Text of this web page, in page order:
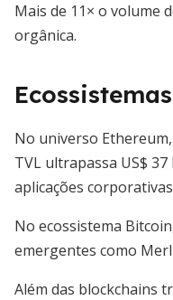
Mais de 11× o volume
orgânica.
No universo
TVL ultrapassa US$
aplicações
No ecossistema
emergentes como
Além das blockchains